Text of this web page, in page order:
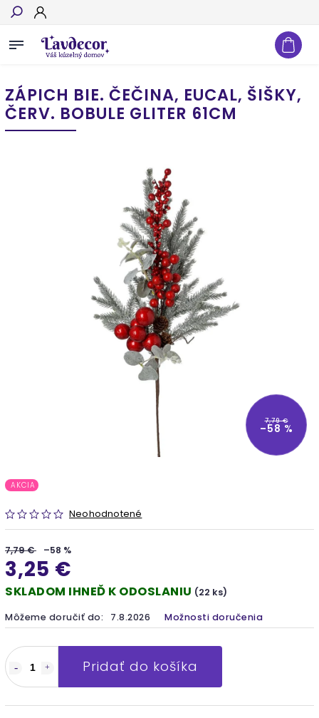
Hľadať
ZÁPICH BIE. ČEČINA, EUCAL, ŠIŠKY,
ČERV. BOBULE GLITER 61CM
7,79 €
–58 %
AKCIA
Neohodnotené
7,79 € –58 %
3,25 €
SKLADOM IHNEĎ K ODOSLANIU (22 ks)
Môžeme doručiť do: 7.8.2026 Možnosti doručenia
Pridať do košíka